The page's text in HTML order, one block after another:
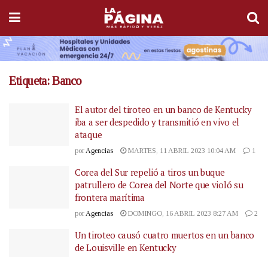
Etiqueta:Banco
El autor del tiroteo en un banco de Kentucky
iba a ser despedido y transmitió en vivo el
ataque
por Agencias MARTES, 11 ABRIL 2023 10:04 AM 1
Corea del Sur repelió a tiros un buque
patrullero de Corea del Norte que violó su
frontera marítima
por Agencias DOMINGO, 16 ABRIL 2023 8:27 AM 2
Un tiroteo causó cuatro muertos en un banco
de Louisville en Kentucky